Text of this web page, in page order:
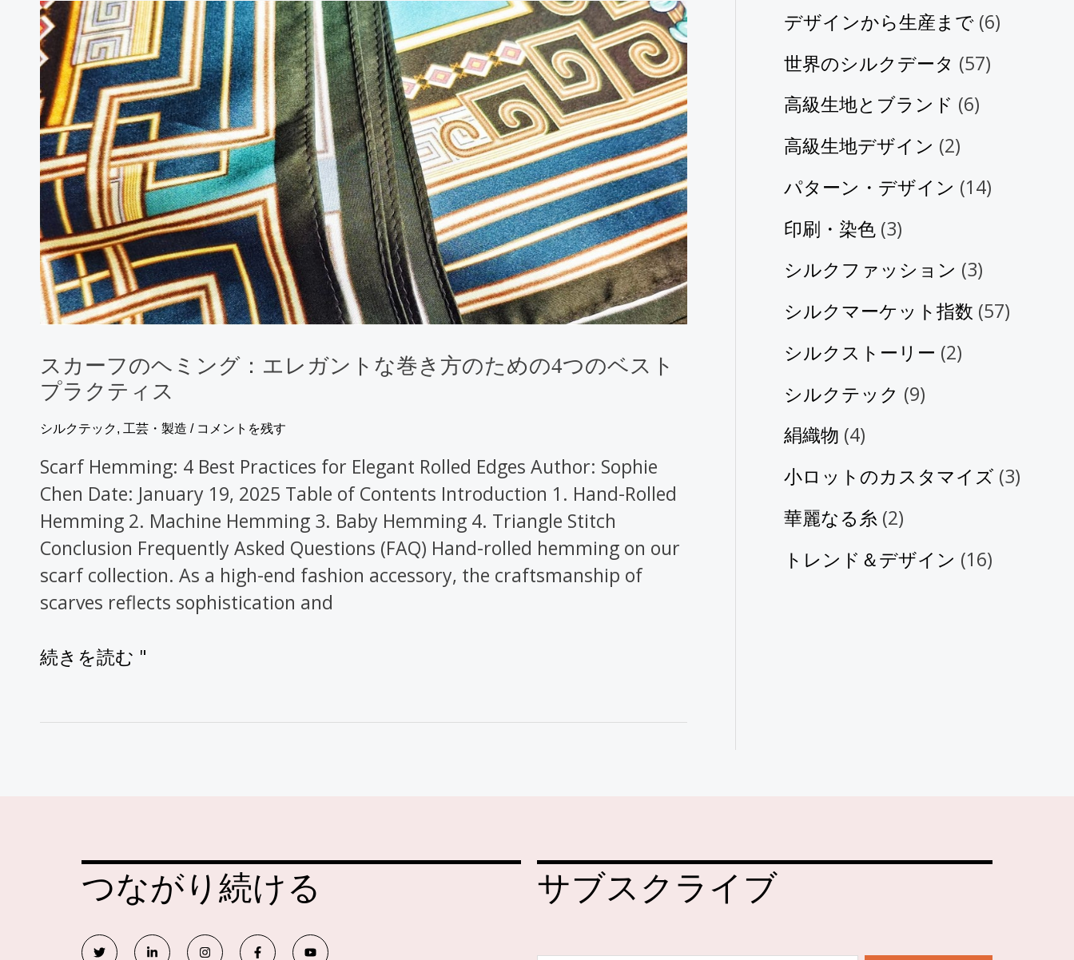
スカーフのヘミング：エレガントな巻き方のための4つのベスト
プラクティス
シルクテック, 工芸・製造 / コメントを残す
Scarf Hemming: 4 Best Practices for Elegant Rolled Edges Author: Sophie
Chen Date: January 19, 2025 Table of Contents Introduction 1. Hand-Rolled
Hemming 2. Machine Hemming 3. Baby Hemming 4. Triangle Stitch
Conclusion Frequently Asked Questions (FAQ) Hand-rolled hemming on our
scarf collection. As a high-end fashion accessory, the craftsmanship of
scarves reflects sophistication and
ス
カ
ー
フ
の
ヘ
ミ
ン
グ：
エ
レ
ガ
ト
な
巻
方
の
た
め
の
4
の
ス
続きを読む "
デザインから生産まで (6)
世界のシルクデータ (57)
高級生地とブランド (6)
高級生地デザイン (2)
パターン・デザイン (14)
印刷・染色 (3)
シルクファッション (3)
シルクマーケット指数 (57)
シルクストーリー (2)
シルクテック (9)
絹織物 (4)
小ロットのカスタマイズ (3)
華麗なる糸 (2)
トレンド＆デザイン (16)
つながり続ける
ツ
イ
リ
ン
イ
ン
フ
ェ
Y
o
サブスクライブ